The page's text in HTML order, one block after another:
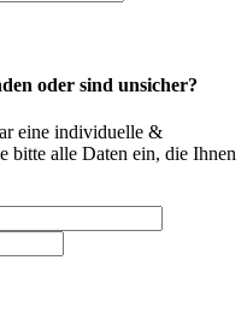
oder sind unsicher?
eine individuelle &
bitte alle Daten ein, die Ihnen